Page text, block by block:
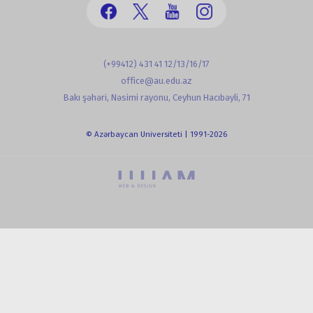
(+99412) 431 41 12/13/16/17
office@au.edu.az
Bakı şəhəri, Nəsimi rayonu, Ceyhun Hacıbəyli, 71
© Azərbaycan Universiteti | 1991-2026
powered by